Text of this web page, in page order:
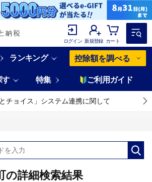
ログイン 新規登録 カート
ランキング 控除額を調べる
す 特集 ご利用ガイド
とチョイス」システム連携に関して
の詳細検索結果